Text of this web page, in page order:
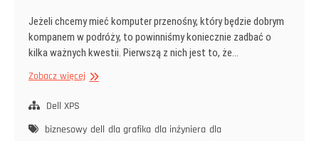
Jeżeli chcemy mieć komputer przenośny, który będzie dobrym
kompanem w podróży, to powinniśmy koniecznie zadbać o
kilka ważnych kwestii. Pierwszą z nich jest to, że…
Zobacz więcej Wybór
wyjazdy
Dell XPS
biznesowy dell dla grafika dla inżyniera dla